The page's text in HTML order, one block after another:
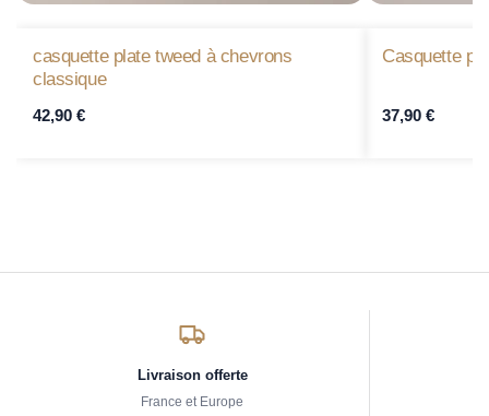
casquette plate tweed à chevrons
classique
42,90 €
Casquette
37,90 €
Livraison offerte
France et Europe